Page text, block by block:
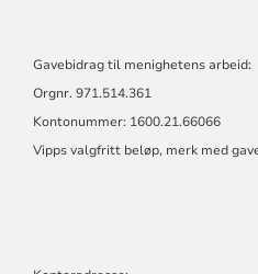
Gavebidrag til menighetens arbeid:
Orgnr. 971.514.361
Kontonummer: 1600.21.66066
Vipps valgfritt beløp, merk med